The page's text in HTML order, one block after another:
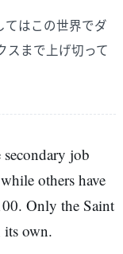
はこの世界でダ
スまで上げ切って
job
others have
Only the Saint
own.